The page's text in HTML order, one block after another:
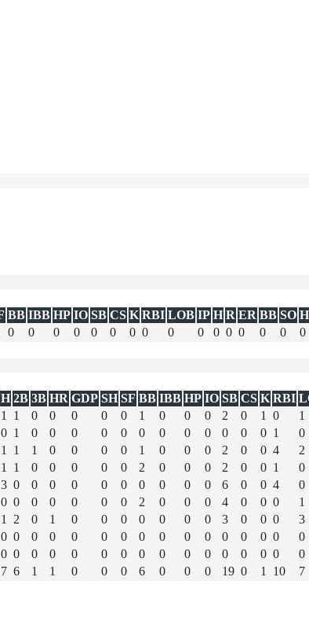
BB IBB HP IO SB CS K RBI LOB IP H R ER BB SO
0 0 0 0 0 0 0 0 0 0 0 0 0 0 0 0
H 2B 3B HR GDP SH SF BB IBB HP IO SB CS K RBI
1 1 0 0 0 0 0 1 0 0 0 2 0 1 0 1
0 1 0 0 0 0 0 0 0 0 0 0 0 0 1 0
1 1 1 0 0 0 0 1 0 0 0 2 0 0 4 2
1 1 0 0 0 0 0 2 0 0 0 2 0 0 1 0
3 0 0 0 0 0 0 0 0 0 0 6 0 0 4 0
0 0 0 0 0 0 0 2 0 0 0 4 0 0 0 1
1 2 0 1 0 0 0 0 0 0 0 3 0 0 0 3
0 0 0 0 0 0 0 0 0 0 0 0 0 0 0 0
0 0 0 0 0 0 0 0 0 0 0 0 0 0 0 0
7 6 1 1 0 0 0 6 0 0 0 19 0 1 10 7